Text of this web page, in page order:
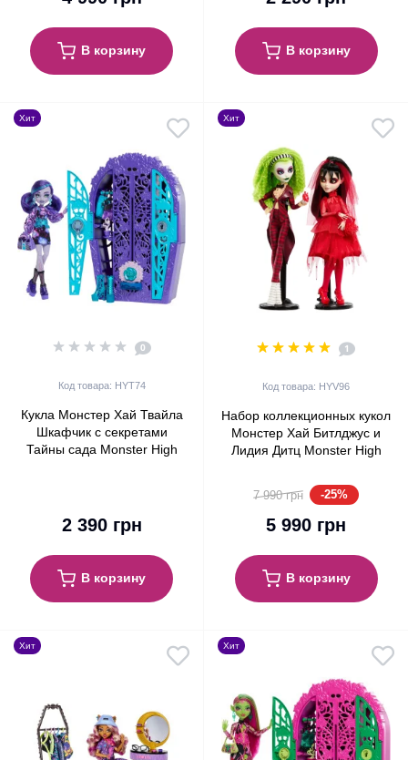
В корзину В корзину
Хит
0
Код товара: HYT74
Кукла Монстер Хай Твайла
Шкафчик с секретами
Тайны сада Monster High
2 390 грн
В корзину
Хит
1
Код товара: HYV96
Набор коллекционных кукол
Монстер Хай Битлджус и
Лидия Дитц Monster High
Deetz Mattel (HYV96)
7 990 грн -25%
5 990 грн
В корзину
Хит Хит